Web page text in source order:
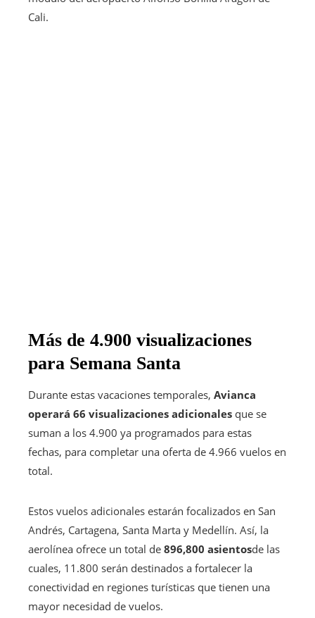
Cali.
Más de 4.900 visualizaciones
para Semana Santa
Durante estas vacaciones temporales, Avianca
operará 66 visualizaciones adicionales que se
suman a los 4.900 ya programados para estas
fechas, para completar una oferta de 4.966 vuelos en
total.
Estos vuelos adicionales estarán focalizados en San
Andrés, Cartagena, Santa Marta y Medellín. Así, la
aerolínea ofrece un total de 896,800 asientosde las
cuales, 11.800 serán destinados a fortalecer la
conectividad en regiones turísticas que tienen una
mayor necesidad de vuelos.